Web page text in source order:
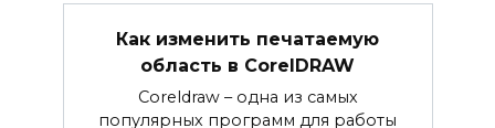
Как изменить печатаемую
область в CorelDRAW
Coreldraw – одна из самых
популярных программ для работы